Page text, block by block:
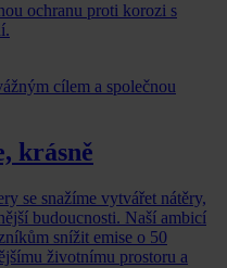
ochranu proti korozi s
cílem a společnou
krásně
se snažíme vytvářet nátěry,
budoucnosti. Naší ambicí
snížit emise o 50
životnímu prostoru a